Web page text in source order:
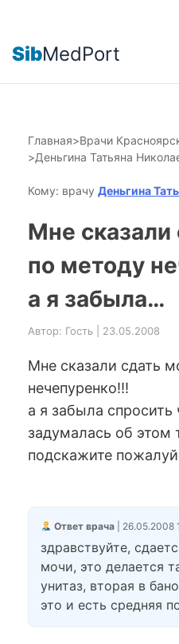
SibMedPort
Главная>Врачи
>Деньгина Татьяна
Кому: врачу Деньгина
Мне сказали
по методу
а я забыла…
Автор: Гость | 23.05.2008
Мне сказали сдать
нечепуренко!!!
а я забыла спросить
задумалась об этом
подскажите
Ответ врача| 26.05.2008
здравствуйте,
мочи, это делается
унитаз, вторая в
это и есть средняя